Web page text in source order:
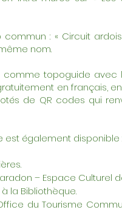
: « Circuit
nom.
comme topoguide
en français,
de QR codes qui
est également disponible :
– Espace Culturel
la Bibliothèque.
du Tourisme